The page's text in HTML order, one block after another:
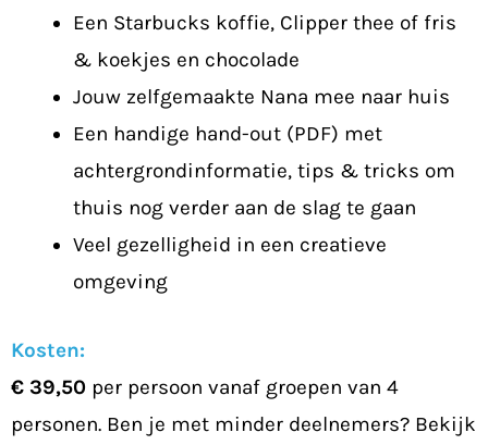
Een Starbucks koffie, Clipper thee of fris
& koekjes en chocolade
Jouw zelfgemaakte Nana mee naar huis
Een handige hand-out (PDF) met
achtergrondinformatie, tips & tricks om
thuis nog verder aan de slag te gaan
Veel gezelligheid in een creatieve
omgeving
Kosten:
€ 39,50 per persoon vanaf groepen van 4
personen. Ben je met minder deelnemers? Bekijk